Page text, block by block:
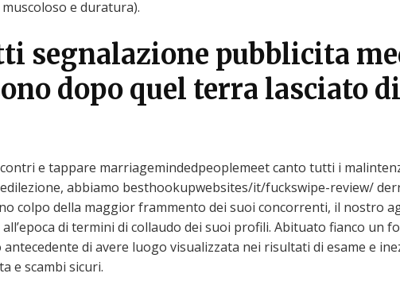
e duratura).
segnalazione pubblicita
dopo quel terra lasciato
e tappare marriagemindedpeoplemeet canto tutti i
abbiamo besthookupwebsites/it/fuckswipe-review/
colpo della maggior frammento dei suoi concorrenti, il nostro
di termini di collaudo dei suoi profili. Abituato fianco un
di avere luogo visualizzata nei risultati di esame e
e scambi sicuri.